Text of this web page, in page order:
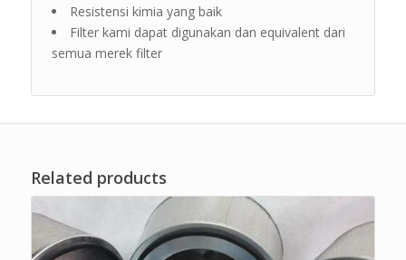
Resistensi kimia yang baik
Filter kami dapat digunakan dan equivalent dari
semua merek filter
Related products